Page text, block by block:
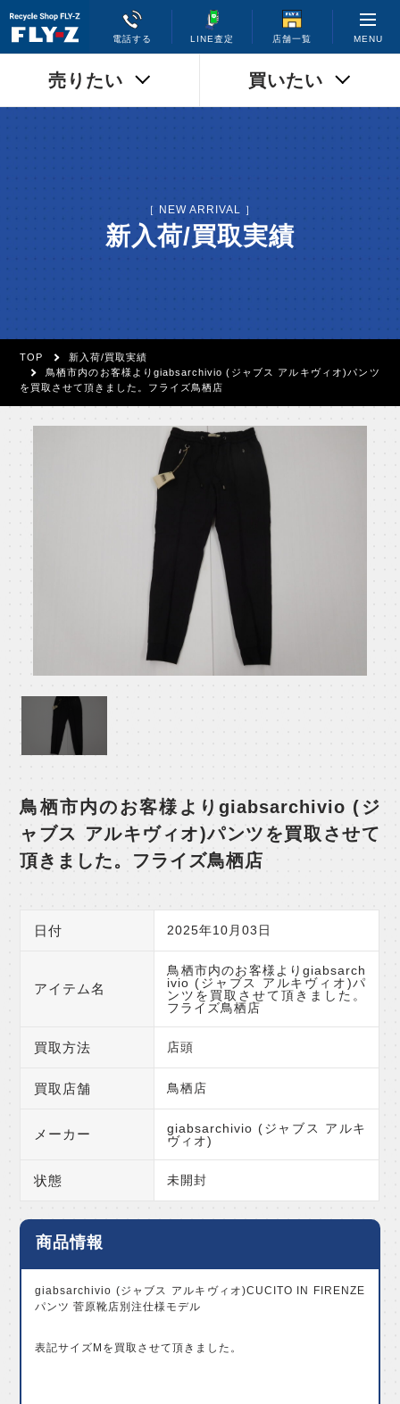
電話する LINE査定 店舗一覧 MENU
売りたい 買いたい
［ NEW ARRIVAL ］
新入荷/買取実績
TOP
新入荷/買取実績
鳥栖市内のお客様よりgiabsarchivio (ジャブス アルキヴィオ)パンツ
を買取させて頂きました。フライズ鳥栖店
鳥栖市内のお客様よりgiabsarchivio (ジ
ャブス アルキヴィオ)パンツを買取させて
頂きました。フライズ鳥栖店
日付 2025年10月03日
アイテム名
鳥栖市内のお客様よりgiabsarch
ivio (ジャブス アルキヴィオ)パ
ンツを買取させて頂きました。
フライズ鳥栖店
買取方法 店頭
買取店舗 鳥栖店
メーカー
giabsarchivio (ジャブス アルキ
ヴィオ)
状態 未開封
商品情報
giabsarchivio (ジャブス アルキヴィオ)CUCITO IN FIRENZE
パンツ 菅原靴店別注仕様モデル
表記サイズMを買取させて頂きました。